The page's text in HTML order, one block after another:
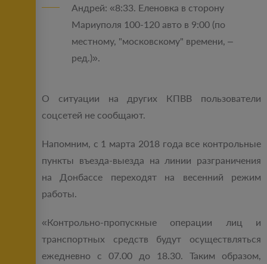
Андрей: «8:33. Еленовка в сторону
Мариуполя 100-120 авто в 9:00 (по
местному, "московскому" времени, –
ред.)».
О ситуации на других КПВВ пользователи
соцсетей не сообщают.
Напомним, с 1 марта 2018 года все контрольные
пункты въезда-выезда на линии разграничения
на Донбассе переходят на весенний режим
работы.
«Контрольно-пропускные операции лиц и
транспортных средств будут осуществляться
ежедневно с 07.00 до 18.30. Таким образом,